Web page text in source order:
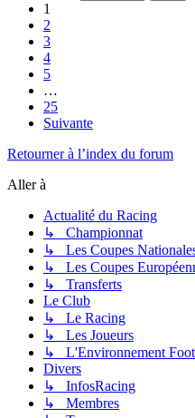
1
2
3
4
5
…
25
Suivante
Retourner à l’index du forum
Aller à
Actualité du Racing
↳ Championnat
↳ Les Coupes
↳ Les Coupes
↳ Transferts
Le Club
↳ Le Racing
↳ Les Joueurs
↳ L'Environnement
Divers
↳ InfosRacing
↳ Membres